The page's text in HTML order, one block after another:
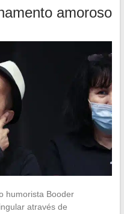
amoroso
humorista Booder
através de